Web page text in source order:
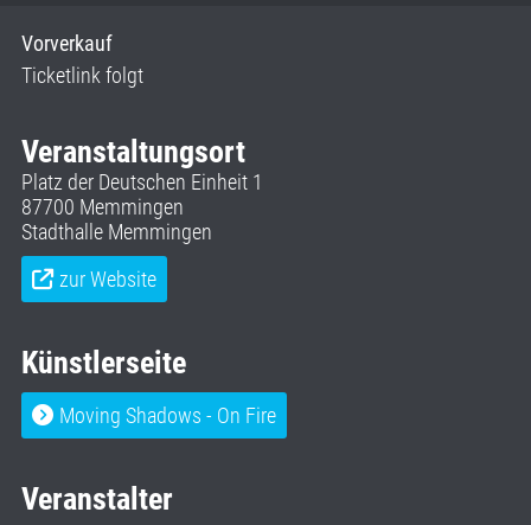
Vorverkauf
Ticketlink folgt
Veranstaltungsort
Platz der Deutschen Einheit 1
87700 Memmingen
Stadthalle Memmingen
zur Website
Künstlerseite
Moving Shadows - On Fire
Veranstalter